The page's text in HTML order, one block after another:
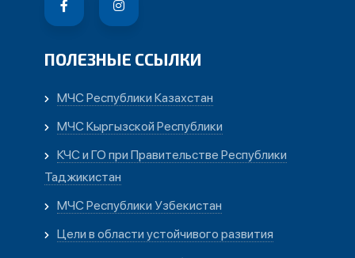
ПОЛЕЗНЫЕ ССЫЛКИ
МЧС Республики Казахстан
МЧС Кыргызской Республики
КЧС и ГО при Правительстве Республики
Таджикистан
МЧС Республики Узбекистан
Цели в области устойчивого развития